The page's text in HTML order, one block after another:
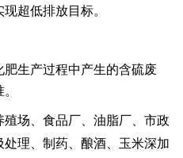
超低排放目标。
生产过程中产生的含硫废
殖场
食品厂、油脂厂、市政
处理、制药、酿酒、玉米深加